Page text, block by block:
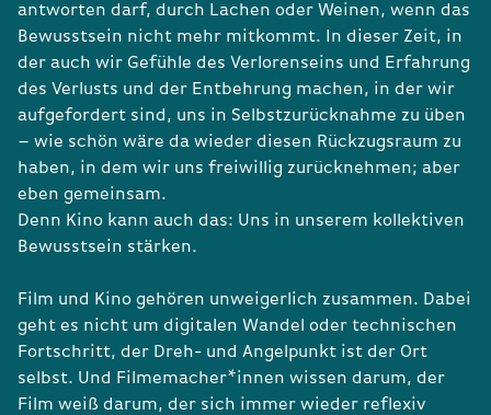
antworten darf, durch Lachen oder Weinen, wenn das
Bewusstsein nicht mehr mitkommt. In dieser Zeit, in
der auch wir Gefühle des Verlorenseins und Erfahrung
des Verlusts und der Entbehrung machen, in der wir
aufgefordert sind, uns in Selbstzurücknahme zu üben
– wie schön wäre da wieder diesen Rückzugsraum zu
haben, in dem wir uns freiwillig zurücknehmen; aber
eben gemeinsam.
Denn Kino kann auch das: Uns in unserem kollektiven
Bewusstsein stärken.
Film und Kino gehören unweigerlich zusammen. Dabei
geht es nicht um digitalen Wandel oder technischen
Fortschritt, der Dreh- und Angelpunkt ist der Ort
selbst. Und Filmemacher*innen wissen darum, der
Film weiß darum, der sich immer wieder reflexiv